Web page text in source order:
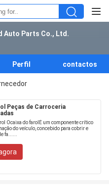
Auto Parts Co., Ltd.
Perfil contactos
Peças de Carroceria
Ocaixa do farolÉ um componente crítico
do veículo, concebido para cobrir e
fa......